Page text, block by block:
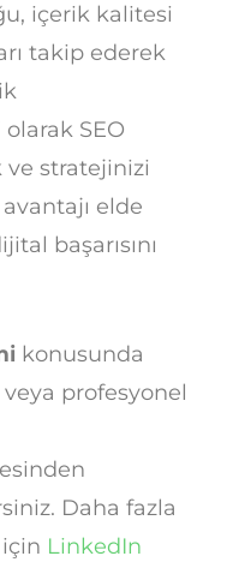
içerik kalitesi
takip ederek
SEO
ve stratejinizi
elde
başarısını
konusunda
profesyonel
Daha fazla
LinkedIn